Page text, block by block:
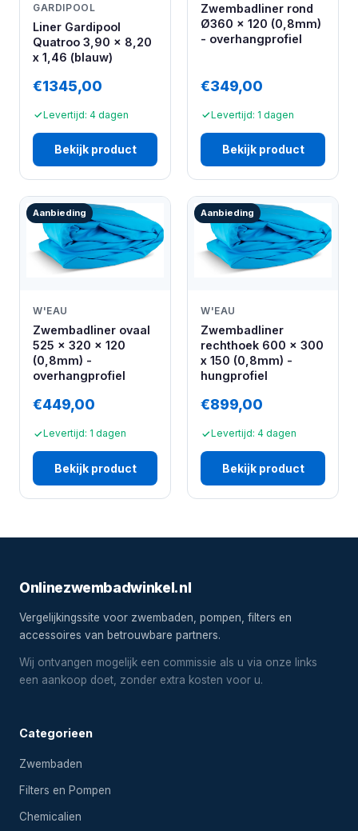
GARDIPOOL
Liner Gardipool
Quatroo 3,90 x 8,20
x 1,46 (blauw)
€1345,00
Levertijd: 4 dagen
Bekijk product
Zwembadliner rond
Ø360 x 120 (0,8mm)
- overhangprofiel
€349,00
Levertijd: 1 dagen
Bekijk product
Aanbieding
W'EAU
Zwembadliner ovaal
525 x 320 x 120
(0,8mm) -
overhangprofiel
€449,00
Levertijd: 1 dagen
Bekijk product
Aanbieding
W'EAU
Zwembadliner
rechthoek 600 x 300
x 150 (0,8mm) -
hungprofiel
€899,00
Levertijd: 4 dagen
Bekijk product
Onlinezwembadwinkel.nl
Vergelijkingssite voor zwembaden, pompen, filters en
accessoires van betrouwbare partners.
Wij ontvangen mogelijk een commissie als u via onze links
een aankoop doet, zonder extra kosten voor u.
Categorieen
Zwembaden
Filters en Pompen
Chemicalien